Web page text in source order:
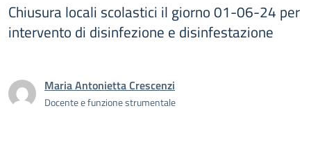
Chiusura locali scolastici il giorno 01-06-24 per
intervento di disinfezione e disinfestazione
Maria Antonietta Crescenzi
Docente e funzione strumentale